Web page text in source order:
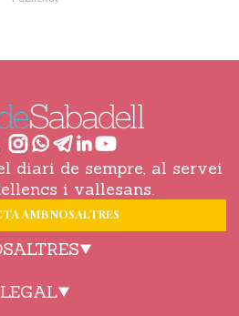
diari de sempre, al servei
i vallesans.
AMB NOSALTRES
LEGAL